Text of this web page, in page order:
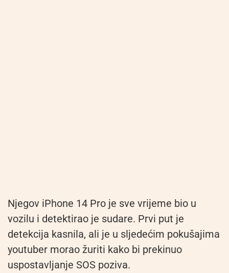
Njegov iPhone 14 Pro je sve vrijeme bio u
vozilu i detektirao je sudare. Prvi put je
detekcija kasnila, ali je u sljedećim pokušajima
youtuber morao žuriti kako bi prekinuo
uspostavljanje SOS poziva.